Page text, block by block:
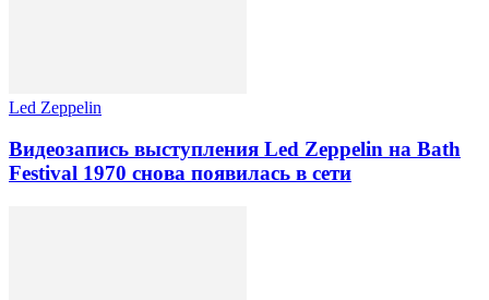
Led Zeppelin
Видеозапись выступления Led Zeppelin на Bath
Festival 1970 снова появилась в сети